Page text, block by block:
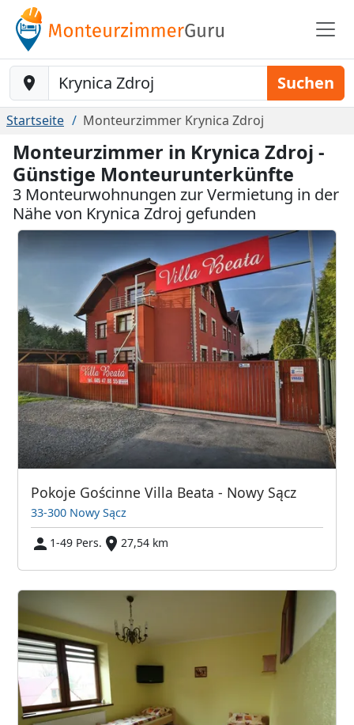
Baustelle-Location Suchen
Startseite Monteurzimmer Krynica Zdroj
Monteurzimmer in Krynica Zdroj -
Günstige Monteurunterkünfte
3 Monteurwohnungen zur Vermietung in der
Nähe von Krynica Zdroj gefunden
Pokoje Gościnne Villa Beata - Nowy Sącz
33-300 Nowy Sącz
1-49 Pers.
27,54 km